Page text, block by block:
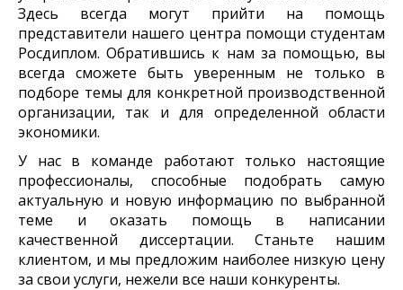
Здесь всегда могут прийти на помощь
представители нашего центра помощи студентам
Росдиплом. Обратившись к нам за помощью, вы
всегда сможете быть уверенным не только в
подборе темы для конкретной производственной
организации, так и для определенной области
экономики.
У нас в команде работают только настоящие
профессионалы, способные подобрать самую
актуальную и новую информацию по выбранной
теме и оказать помощь в написании
качественной диссертации. Станьте нашим
клиентом, и мы предложим наиболее низкую цену
за свои услуги, нежели все наши конкуренты.